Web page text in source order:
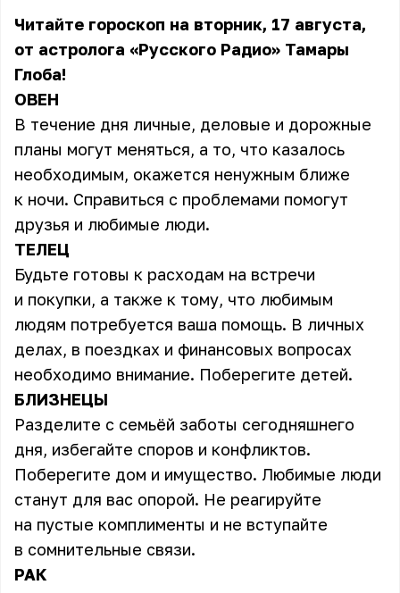
Читайте гороскоп на вторник, 17 августа,
от астролога «Русского Радио» Тамары
Глоба!
ОВЕН
В течение дня личные, деловые и дорожные
планы могут меняться, а то, что казалось
необходимым, окажется ненужным ближе
к ночи. Справиться с проблемами помогут
друзья и любимые люди.
ТЕЛЕЦ
Будьте готовы к расходам на встречи
и покупки, а также к тому, что любимым
людям потребуется ваша помощь. В личных
делах, в поездках и финансовых вопросах
необходимо внимание. Поберегите детей.
БЛИЗНЕЦЫ
Разделите с семьёй заботы сегодняшнего
дня, избегайте споров и конфликтов.
Поберегите дом и имущество. Любимые люди
станут для вас опорой. Не реагируйте
на пустые комплименты и не вступайте
в сомнительные связи.
РАК